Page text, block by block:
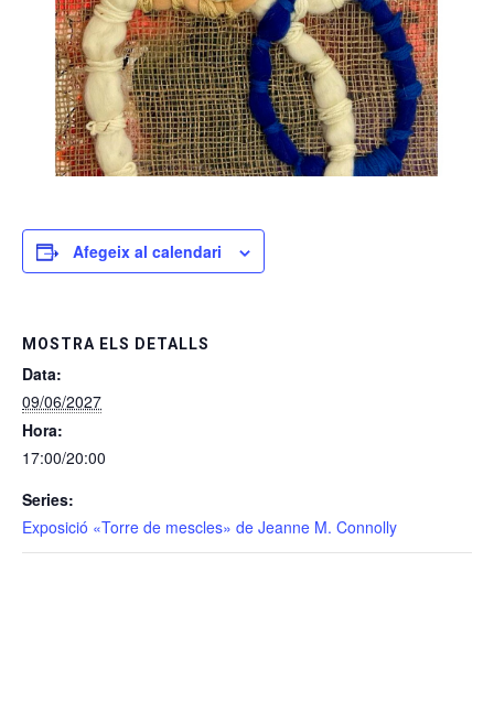
Afegeix al calendari
MOSTRA ELS DETALLS
Data:
09/06/2027
Hora:
17:00/20:00
Series:
Exposició «Torre de mescles» de Jeanne M. Connolly